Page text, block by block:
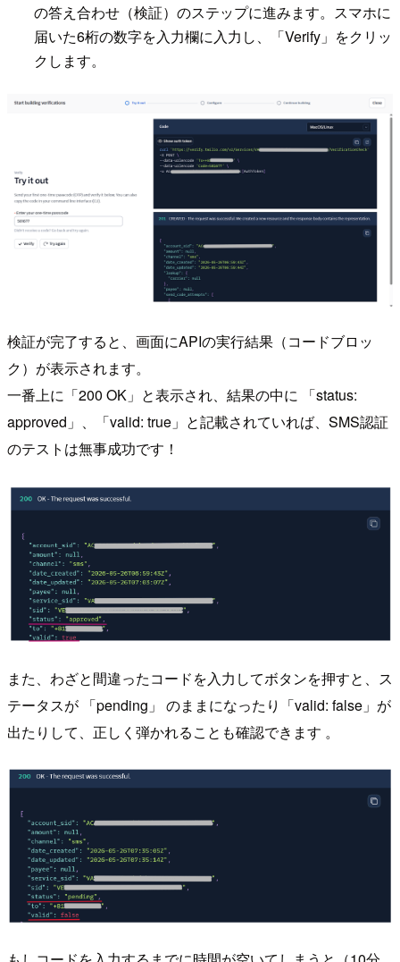
の答え合わせ（検証）のステップに進みます。スマホに
届いた6桁の数字を入力欄に入力し、「Verify」をクリッ
クします。
検証が完了すると、画面にAPIの実行結果（コードブロッ
ク）が表示されます。
一番上に「200 OK」と表示され、結果の中に 「status:
approved」、「valid: true」と記載されていれば、SMS認証
のテストは無事成功です！
また、わざと間違ったコードを入力してボタンを押すと、ス
テータスが 「pending」 のままになったり「valid: false」が
出たりして、正しく弾かれることも確認できます 。